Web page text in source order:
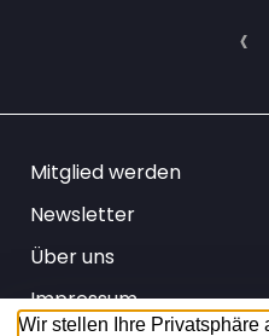
Mitglied werden
Newsletter
Über uns
Impressum
Wir stellen Ihre Privatsphäre